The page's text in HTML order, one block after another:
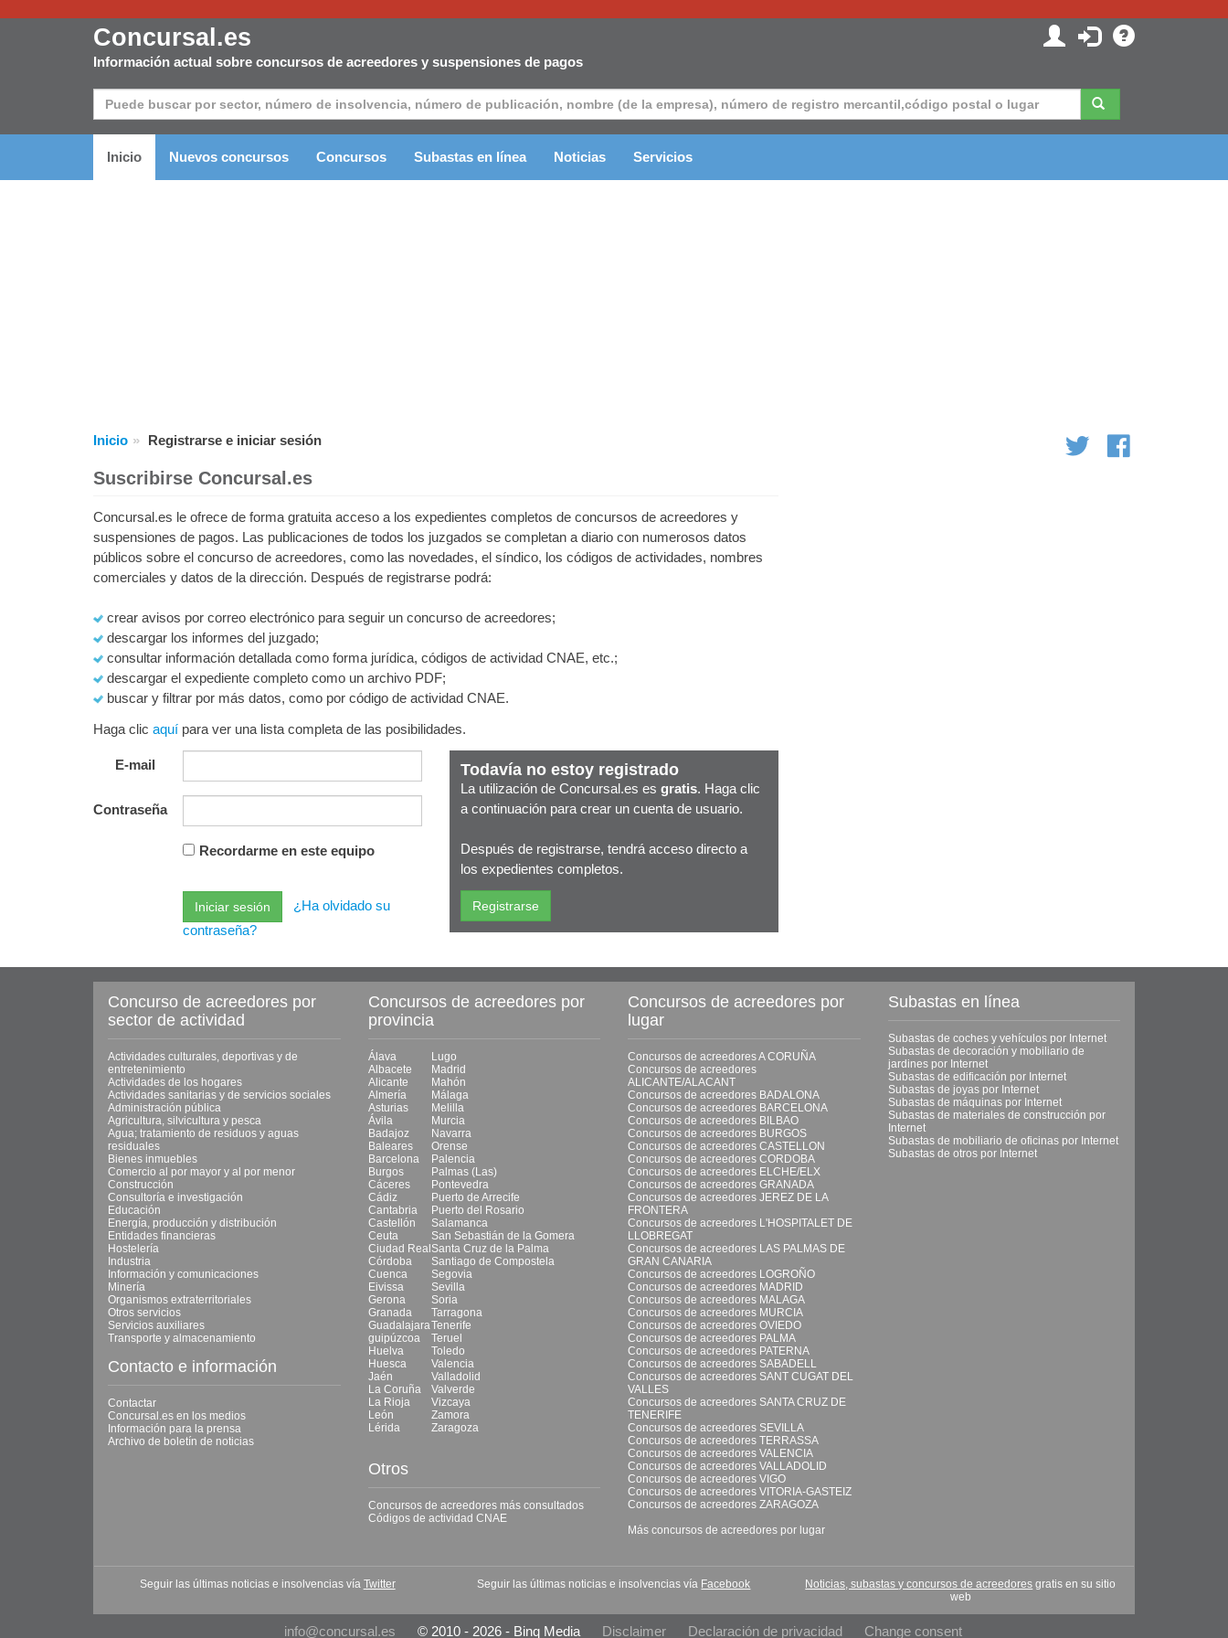
Concursal.es
Información actual sobre concursos de acreedores y suspensiones de pagos
Inicio Nuevos concursos Concursos Subastas en línea Noticias Servicios
Inicio Registrarse e iniciar sesión
Suscribirse Concursal.es
Concursal.es le ofrece de forma gratuita acceso a los expedientes completos de concursos de acreedores y
suspensiones de pagos. Las publicaciones de todos los juzgados se completan a diario con numerosos datos
públicos sobre el concurso de acreedores, como las novedades, el síndico, los códigos de actividades, nombres
comerciales y datos de la dirección. Después de registrarse podrá:
crear avisos por correo electrónico para seguir un concurso de acreedores;
descargar los informes del juzgado;
consultar información detallada como forma jurídica, códigos de actividad CNAE, etc.;
descargar el expediente completo como un archivo PDF;
buscar y filtrar por más datos, como por código de actividad CNAE.
Haga clic aquí para ver una lista completa de las posibilidades.
E-mail
Contraseña
Recordarme en este equipo
¿Ha olvidado su
contraseña?
Todavía no estoy registrado
La utilización de Concursal.es es gratis. Haga clic
a continuación para crear un cuenta de usuario.
Después de registrarse, tendrá acceso directo a
los expedientes completos.
Concurso de acreedores por
sector de actividad
Actividades culturales, deportivas y de
entretenimiento
Actividades de los hogares
Actividades sanitarias y de servicios sociales
Administración pública
Agricultura, silvicultura y pesca
Agua; tratamiento de residuos y aguas
residuales
Bienes inmuebles
Comercio al por mayor y al por menor
Construcción
Consultoría e investigación
Educación
Energía, producción y distribución
Entidades financieras
Hostelería
Industria
Información y comunicaciones
Minería
Organismos extraterritoriales
Otros servicios
Servicios auxiliares
Transporte y almacenamiento
Contacto e información
Contactar
Concursal.es en los medios
Información para la prensa
Archivo de boletín de noticias
Concursos de acreedores por
provincia
Álava
Lugo
Albacete
Madrid
Alicante
Mahón
Almería
Málaga
Asturias
Melilla
Ávila
Murcia
Badajoz
Navarra
Baleares
Orense
Barcelona
Palencia
Burgos
Palmas (Las)
Cáceres
Pontevedra
Cádiz
Puerto de Arrecife
Cantabria
Puerto del Rosario
Castellón
Salamanca
Ceuta
San Sebastián de la Gomera
Ciudad Real Santa Cruz de la Palma
Córdoba
Santiago de Compostela
Cuenca
Segovia
Eivissa
Sevilla
Gerona
Soria
Granada
Tarragona
GuadalajaraTenerife
guipúzcoa
Teruel
Huelva
Toledo
Huesca
Valencia
Jaén
Valladolid
La Coruña
Valverde
La Rioja
Vizcaya
León
Zamora
Lérida
Zaragoza
Otros
Concursos de acreedores más consultados
Códigos de actividad CNAE
Concursos de acreedores por
lugar
Concursos de acreedores A CORUÑA
Concursos de acreedores
ALICANTE/ALACANT
Concursos de acreedores BADALONA
Concursos de acreedores BARCELONA
Concursos de acreedores BILBAO
Concursos de acreedores BURGOS
Concursos de acreedores CASTELLON
Concursos de acreedores CORDOBA
Concursos de acreedores ELCHE/ELX
Concursos de acreedores GRANADA
Concursos de acreedores JEREZ DE LA
FRONTERA
Concursos de acreedores L'HOSPITALET DE
LLOBREGAT
Concursos de acreedores LAS PALMAS DE
GRAN CANARIA
Concursos de acreedores LOGROÑO
Concursos de acreedores MADRID
Concursos de acreedores MALAGA
Concursos de acreedores MURCIA
Concursos de acreedores OVIEDO
Concursos de acreedores PALMA
Concursos de acreedores PATERNA
Concursos de acreedores SABADELL
Concursos de acreedores SANT CUGAT DEL
VALLES
Concursos de acreedores SANTA CRUZ DE
TENERIFE
Concursos de acreedores SEVILLA
Concursos de acreedores TERRASSA
Concursos de acreedores VALENCIA
Concursos de acreedores VALLADOLID
Concursos de acreedores VIGO
Concursos de acreedores VITORIA-GASTEIZ
Concursos de acreedores ZARAGOZA
Más concursos de acreedores por lugar
Subastas en línea
Subastas de coches y vehículos por Internet
Subastas de decoración y mobiliario de
jardines por Internet
Subastas de edificación por Internet
Subastas de joyas por Internet
Subastas de máquinas por Internet
Subastas de materiales de construcción por
Internet
Subastas de mobiliario de oficinas por Internet
Subastas de otros por Internet
Seguir las últimas noticias e insolvencias vía Twitter Seguir las últimas noticias e insolvencias vía Facebook Noticias, subastas y concursos de acreedores gratis en su sitio
web
info@concursal.es © 2010 - 2026 - Binq Media Disclaimer Declaración de privacidad Change consent